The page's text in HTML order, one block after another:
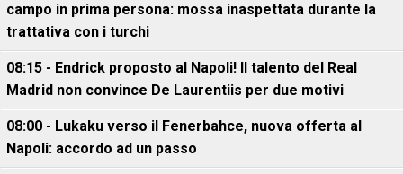
campo in prima persona: mossa inaspettata durante la
trattativa con i turchi
08:15 - Endrick proposto al Napoli! Il talento del Real
Madrid non convince De Laurentiis per due motivi
08:00 - Lukaku verso il Fenerbahce, nuova offerta al
Napoli: accordo ad un passo